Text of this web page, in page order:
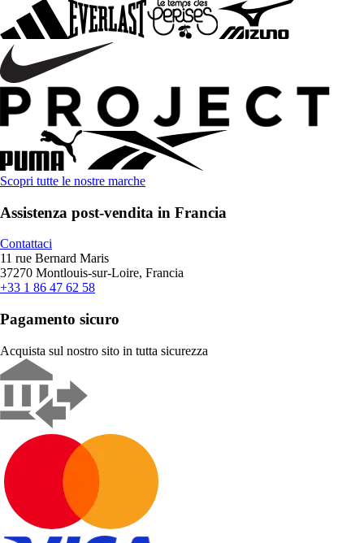
Scopri tutte le nostre marche
Assistenza post-vendita in Francia
Contattaci
11 rue Bernard Maris
37270 Montlouis-sur-Loire, Francia
+33 1 86 47 62 58
Pagamento sicuro
Acquista sul nostro sito in tutta sicurezza